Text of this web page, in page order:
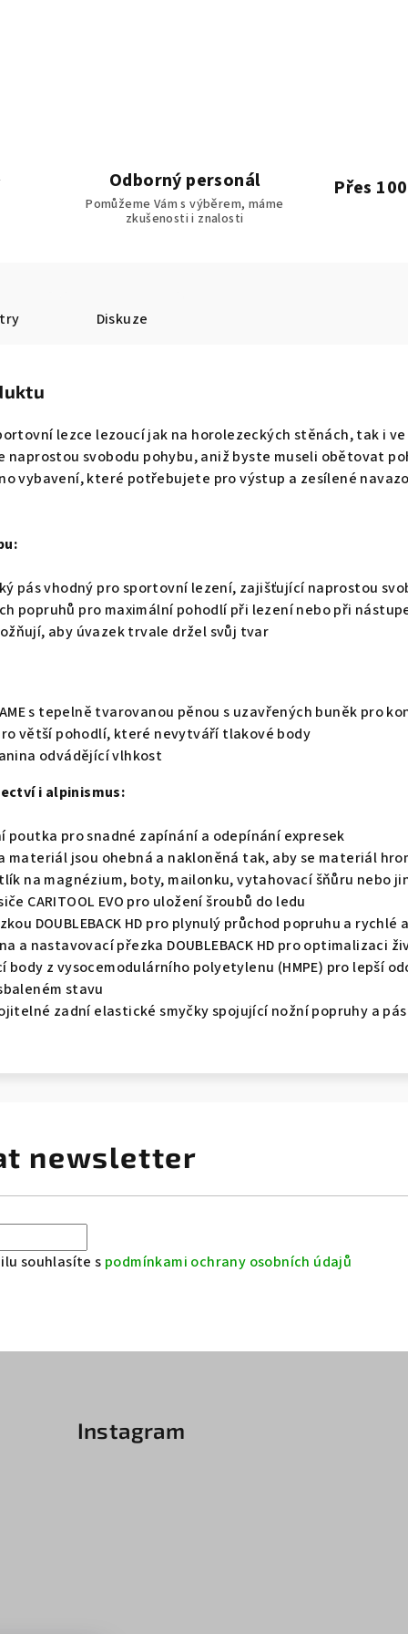
Odborný personál
Pomůžeme Vám s výběrem, máme
zkušenosti i znalosti
Přes
Diskuze
lezce lezoucí jak na horolezeckých stěnách, tak i
naprostou svobodu pohybu, aniž byste museli obětovat
vybavení, které potřebujete pro výstup a zesílené
pás vhodný pro sportovní lezení, zajišťující naprostou
popruhů pro maximální pohodlí při lezení nebo při
aby úvazek trvale držel svůj tvar
s tepelně tvarovanou pěnou s uzavřených buněk
větší pohodlí, které nevytváří tlakové body
odvádějící vlhkost
i alpinismus:
poutka pro snadné zapínání a odepínání expresek
materiál jsou ohebná a nakloněná tak, aby se materiál
na magnézium, boty, mailonku, vytahovací šňůru nebo
CARITOOL EVO pro uložení šroubů do ledu
DOUBLEBACK HD pro plynulý průchod popruhu a
a nastavovací přezka DOUBLEBACK HD pro optimalizaci
body z vysocemodulárního polyetylenu (HMPE) pro lepší
stavu
zadní elastické smyčky spojující nožní popruhy a pás
newsletter
souhlasíte s podmínkami ochrany osobních údajů
Instagram